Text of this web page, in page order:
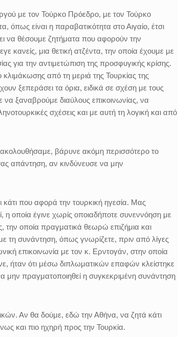
με τον Τούρκο Πρόεδρο, με τον Τούρκο
είναι η παραβατικότητα στο Αιγαίο, έτσι
να θέσουμε ζητήματα που αφορούν την
κανείς, μια θετική ατζέντα, την οποία έχουμε με
για την αντιμετώπιση της προσφυγικής κρίσης.
από τη μεριά της Τουρκίας της
ξεπεράσει τα όρια, ειδικά σε σχέση με τους
να ξαναβρούμε διαύλους επικοινωνίας, να
σχέσεις και με αυτή τη λογική και από
βάρυνε ακόμη περισσότερο το
απάντηση, αν κινδύνευσε να μην
κάτι που αφορά την τουρκική ηγεσία. Μας
η οποία έγινε χωρίς οποιαδήποτε συνεννόηση με
την οποία πραγματικά θεωρώ επιζήμια και
τη συνάντηση, όπως γνωρίζετε, πριν από λίγες
επικοινωνία με τον κ. Ερντογάν, στην οποία
ήταν ότι μέσω διπλωματικών επαφών κλείστηκε
μην πραγματοποιηθεί η συγκεκριμένη συνάντηση
Αν θα δούμε, εδώ την Αθήνα, να ζητά κάτι
και πιο ηχηρή προς την Τουρκία.